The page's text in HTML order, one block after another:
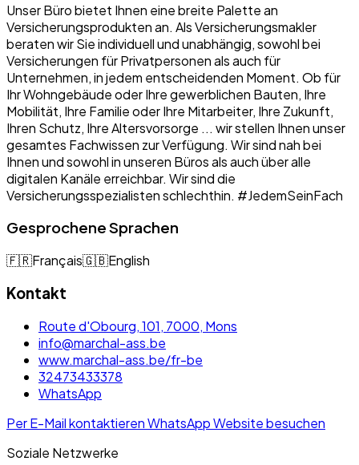
Unser Büro bietet Ihnen eine breite Palette an
Versicherungsprodukten an. Als Versicherungsmakler
beraten wir Sie individuell und unabhängig, sowohl bei
Versicherungen für Privatpersonen als auch für
Unternehmen, in jedem entscheidenden Moment. Ob für
Ihr Wohngebäude oder Ihre gewerblichen Bauten, Ihre
Mobilität, Ihre Familie oder Ihre Mitarbeiter, Ihre Zukunft,
Ihren Schutz, Ihre Altersvorsorge ... wir stellen Ihnen unser
gesamtes Fachwissen zur Verfügung. Wir sind nah bei
Ihnen und sowohl in unseren Büros als auch über alle
digitalen Kanäle erreichbar. Wir sind die
Versicherungsspezialisten schlechthin. #JedemSeinFach
Gesprochene Sprachen
🇫🇷Français🇬🇧English
Kontakt
Route d'Obourg, 101, 7000, Mons
info@marchal-ass.be
www.marchal-ass.be/fr-be
32473433378
WhatsApp
Per E-Mail kontaktierenWhatsAppWebsite besuchen
Soziale Netzwerke